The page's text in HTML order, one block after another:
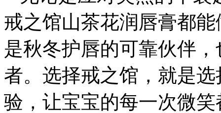
戒之馆山茶花润唇膏都
是秋冬护唇的可靠伙伴
者。选择戒之馆，就是
验，让宝宝的每一次微